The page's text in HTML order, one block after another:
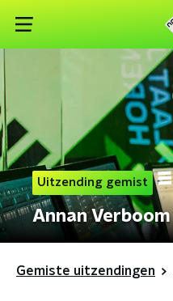
Uitzending gemist
Annan Verboom
Gemiste uitzendingen